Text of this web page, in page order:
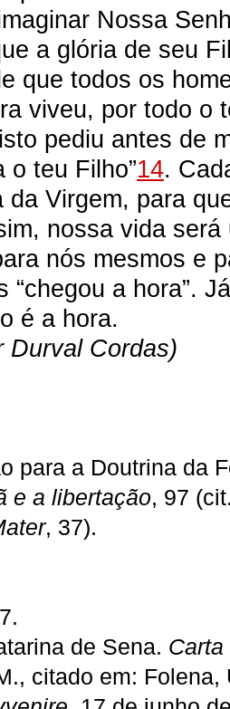
Nossa
a glória de seu
que todos os
viveu, por todo o
pediu antes de
o teu Filho”14.
da Virgem, para
nossa vida
nós mesmos e
“chegou a hora”.
é a hora.
Durval Cordas)
para a Doutrina da
e a libertação, 97
, 37).
de Sena.
citado em: Folena,